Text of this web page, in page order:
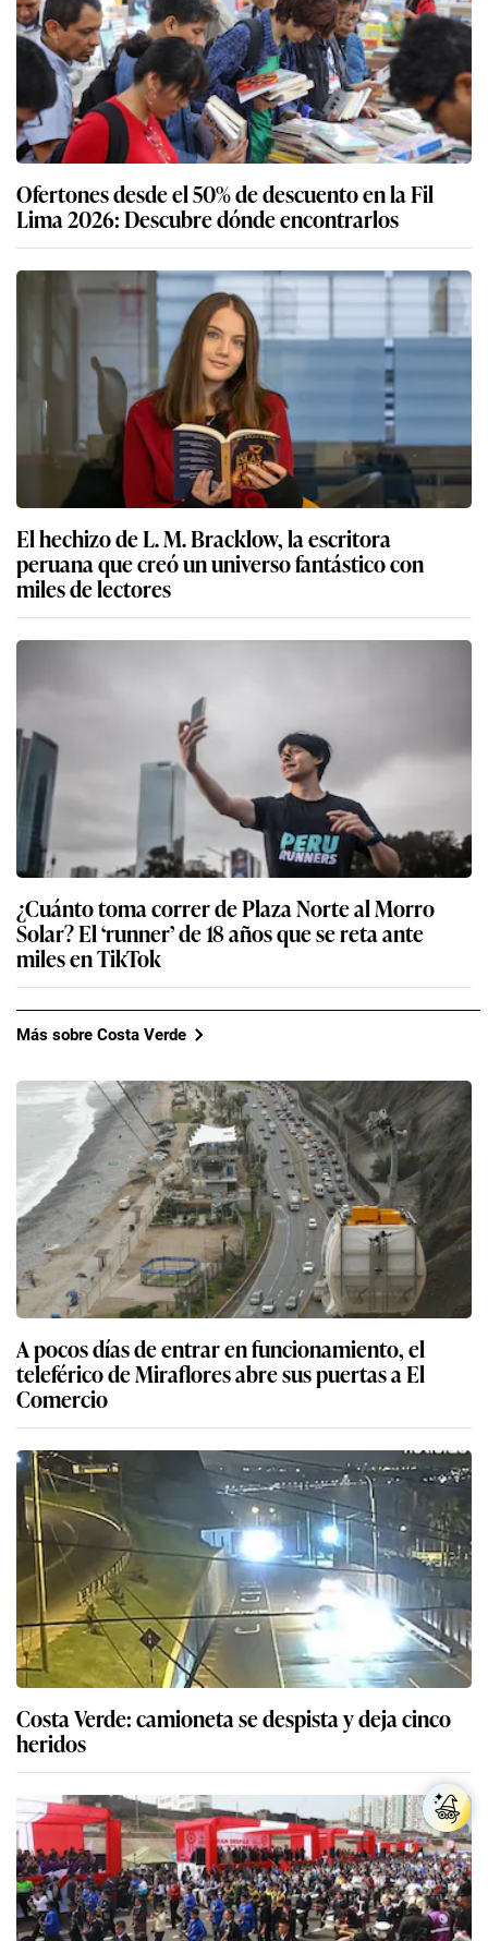
Ofertones desde el 50% de descuento en la Fil
Lima 2026: Descubre dónde encontrarlos
El hechizo de L. M. Bracklow, la escritora
peruana que creó un universo fantástico con
miles de lectores
¿Cuánto toma correr de Plaza Norte al Morro
Solar? El ‘runner’ de 18 años que se reta ante
miles en TikTok
Más sobre Costa Verde
A pocos días de entrar en funcionamiento, el
teleférico de Miraflores abre sus puertas a El
Comercio
Costa Verde: camioneta se despista y deja cinco
heridos